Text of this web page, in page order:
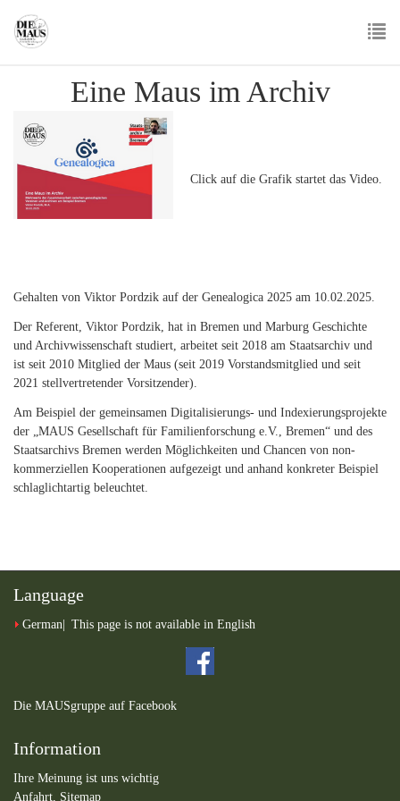
main
Eine Maus im Archiv
Click auf die Grafik startet das Video.
Gehalten von Viktor Pordzik auf der Genealogica 2025 am 10.02.2025.
Der Referent, Viktor Pordzik, hat in Bremen und Marburg Geschichte
und Archivwissenschaft studiert, arbeitet seit 2018 am Staatsarchiv und
ist seit 2010 Mitglied der Maus (seit 2019 Vorstandsmitglied und seit
2021 stellvertretender Vorsitzender).
Am Beispiel der gemeinsamen Digitalisierungs- und Indexierungsprojekte
der „MAUS Gesellschaft für Familienforschung e.V., Bremen“ und des
Staatsarchivs Bremen werden Möglichkeiten und Chancen von non-
kommerziellen Kooperationen aufgezeigt und anhand konkreter Beispiel
schlaglichtartig beleuchtet.
Language
German This page is not available in English
Die MAUSgruppe auf Facebook
Information
Ihre Meinung ist uns wichtig
Anfahrt, Sitemap